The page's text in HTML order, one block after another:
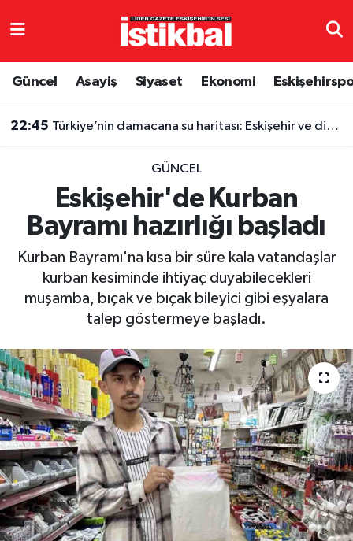
Güncel Asayiş Siyaset Ekonomi
22:45 Türkiye’nin damacana su haritası: Eskişehir ve diğer illerde fiyatlar ne kadar?
GÜNCEL
Eskişehir'de Kurban
Bayramı hazırlığı başladı
Kurban Bayramı'na kısa bir süre kala vatandaşlar
kurban kesiminde ihtiyaç duyabilecekleri
muşamba, bıçak ve bıçak bileyici gibi eşyalara
talep göstermeye başladı.
Eskişehirspor
Spor
Eğitim
Ekonomi
Yaşam
Resmi ilanlar
Eskişehir Nöbetçi Eczaneler
TFF 3.Lig 4.Grup Puan Durumu ve Fikstür
Tüm Manşetler
Son Dakika Haberleri